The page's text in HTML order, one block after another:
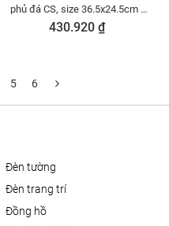
phủ đá CS, size 36.5x24.5cm -
064327
430.920 ₫
5 6
đèn tường
đèn trang trí
đồng hồ